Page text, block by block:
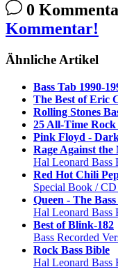
0
Kommentar!
Ähnliche Artikel
Bass Tab 1990-
The Best of Eric
Rolling Stones
25 All-Time Rock
Pink Floyd -
Rage Against the
Hal Leonard Bass
Red Hot Chili
Special Book /
Queen - The
Hal Leonard Bass
Best of Blink-182
Bass Recorded
Rock Bass Bible
Hal Leonard Bass